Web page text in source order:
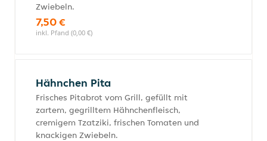
Zwiebeln.
7,50 €
inkl. Pfand (0,00 €)
Hähnchen Pita
Frisches Pitabrot vom Grill, gefüllt mit
zartem, gegrilltem Hähnchenfleisch,
cremigem Tzatziki, frischen Tomaten und
knackigen Zwiebeln.